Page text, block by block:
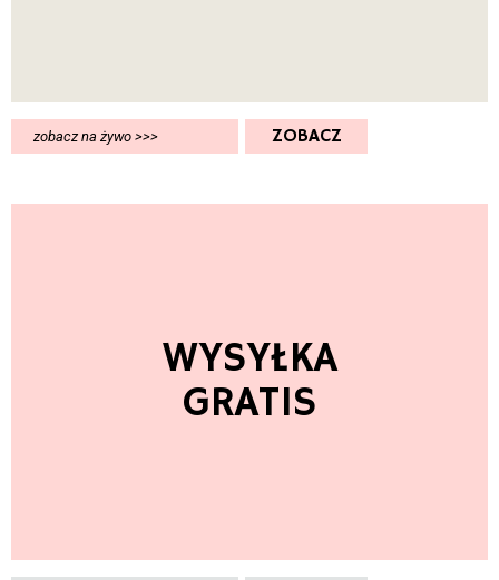
zobacz na żywo >>> ZOBACZ
WYSYŁKA
GRATIS